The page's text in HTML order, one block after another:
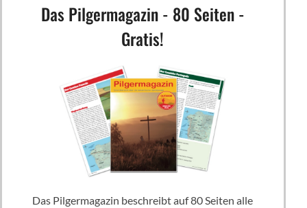
Das Pilgermagazin - 80 Seiten -
Gratis!
Das Pilgermagazin beschreibt auf 80 Seiten alle